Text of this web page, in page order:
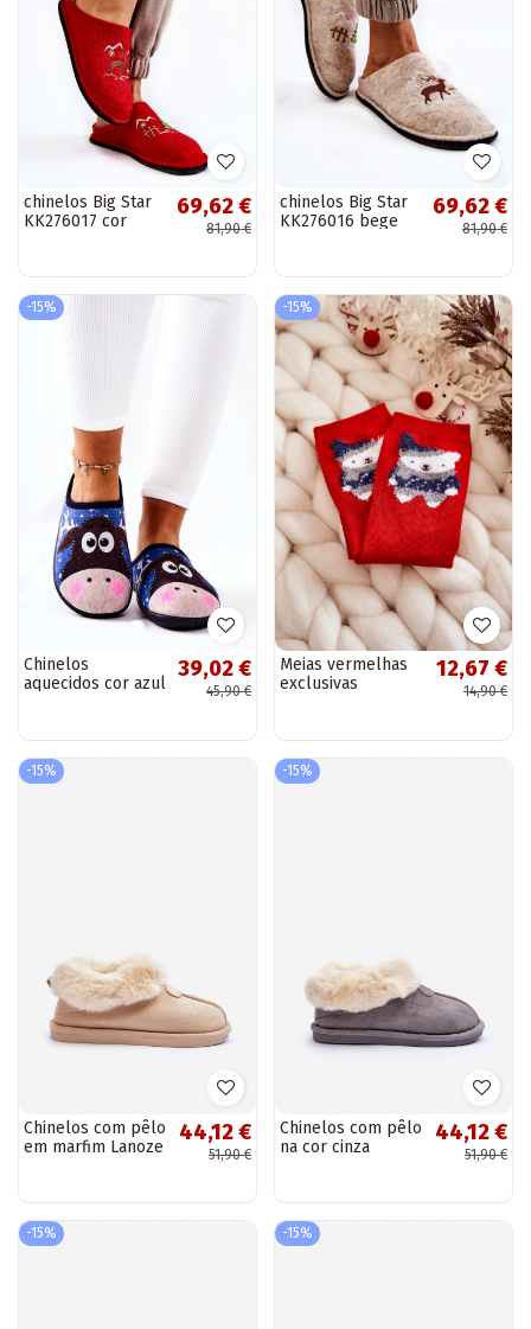
chinelos Big Star
KK276017 cor
69,62 €
81,90 €
chinelos Big Star
KK276016 bege
69,62 €
81,90 €
-15%
Chinelos
aquecidos cor azul
39,02 €
45,90 €
-15%
Meias vermelhas
exclusivas
12,67 €
14,90 €
-15%
Chinelos com pêlo
em marfim Lanoze
44,12 €
51,90 €
-15%
Chinelos com pêlo
na cor cinza
44,12 €
51,90 €
-15% -15%